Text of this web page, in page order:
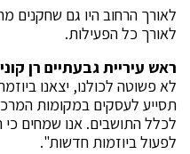
לאורך הרחוב היו גם שחקנים
לאורך כל הפעילות.
ראש עיריית גבעתיים רן
לא פשוטה לכולנו, יצאנו
תסייע לעסקים במקומות
לכלל התושבים. אנו שמחים כי
לפעול ביוזמות חדשות".